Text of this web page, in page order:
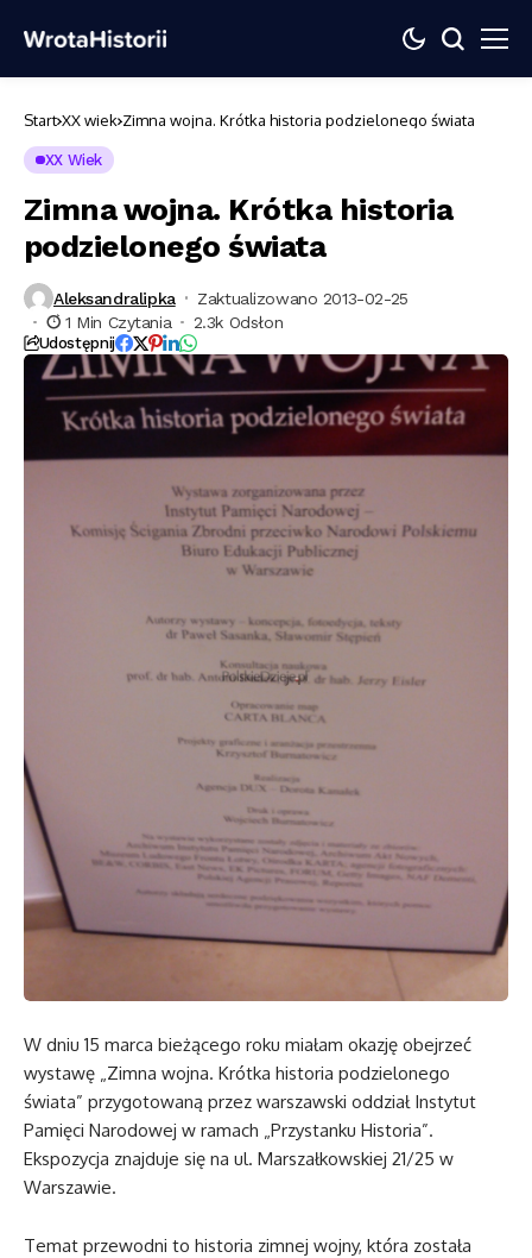
Start XX wiek Zimna wojna. Krótka historia podzielonego świata
XX Wiek
Zimna wojna. Krótka historia
podzielonego świata
Aleksandralipka
Zaktualizowano 2013-02-25
1 Min Czytania
2.3k Odsłon
Udostępnij
W dniu 15 marca bieżącego roku miałam okazję obejrzeć
wystawę „Zimna wojna. Krótka historia podzielonego
świata” przygotowaną przez warszawski oddział Instytut
Pamięci Narodowej w ramach „Przystanku Historia”.
Ekspozycja znajduje się na ul. Marszałkowskiej 21/25 w
Warszawie.
Temat przewodni to historia zimnej wojny, która została